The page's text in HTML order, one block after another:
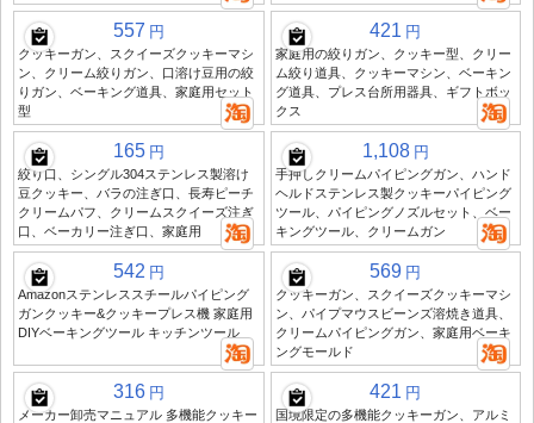
557 円
クッキーガン、スクイーズクッキーマシ
ン、クリーム絞りガン、口溶け豆用の絞
りガン、ベーキング道具、家庭用セット
型
421 円
家庭用の絞りガン、クッキー型、クリー
ム絞り道具、クッキーマシン、ベーキン
グ道具、プレス台所用器具、ギフトボッ
クス
165 円
絞り口、シングル304ステンレス製溶け
豆クッキー、バラの注ぎ口、長寿ピーチ
クリームパフ、クリームスクイーズ注ぎ
口、ベーカリー注ぎ口、家庭用
1,108 円
手押しクリームパイピングガン、ハンド
ヘルドステンレス製クッキーパイピング
ツール、パイピングノズルセット、ベー
キングツール、クリームガン
542 円
Amazonステンレススチールパイピング
ガンクッキー&クッキープレス機 家庭用
DIYベーキングツール キッチンツール
569 円
クッキーガン、スクイーズクッキーマシ
ン、パイプマウスビーンズ溶焼き道具、
クリームパイピングガン、家庭用ベーキ
ングモールド
316 円
メーカー卸売マニュアル 多機能クッキー
421 円
国境限定の多機能クッキーガン、アルミ